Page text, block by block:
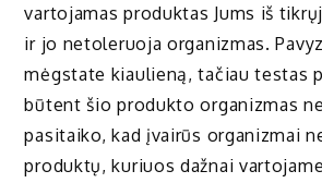
vartojamas produktas Jums iš
ir jo netoleruoja organizmas.
mėgstate kiaulieną, tačiau testas
būtent šio produkto organizmas
pasitaiko, kad įvairūs organizmai
produktų, kuriuos dažnai